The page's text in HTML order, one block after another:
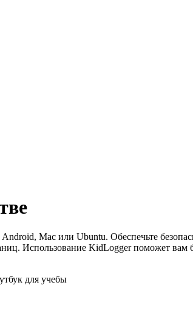
Mac или Ubuntu. Обеспечьте
Использование KidLogger поможет вам